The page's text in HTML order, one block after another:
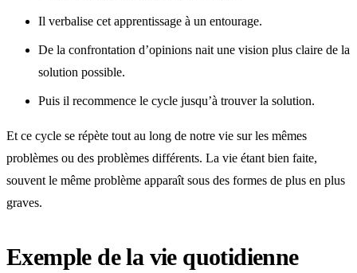
Il verbalise cet apprentissage à un entourage.
De la confrontation d’opinions nait une vision plus claire de la
solution possible.
Puis il recommence le cycle jusqu’à trouver la solution.
Et ce cycle se répète tout au long de notre vie sur les mêmes
problèmes ou des problèmes différents. La vie étant bien faite,
souvent le même problème apparaît sous des formes de plus en plus
graves.
Exemple de la vie quotidienne